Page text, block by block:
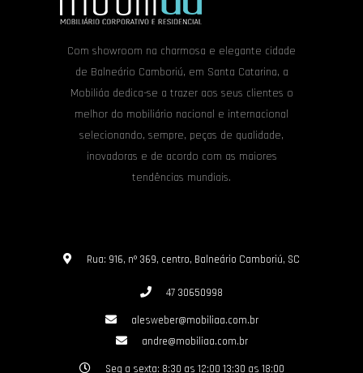
Com showroom na charmosa e elegante cidade
de Balneário Camboriú, em Santa Catarina, a
Mobiliáa dedica-se a trazer aos seus clientes o
melhor do mobiliário nacional e internacional
selecionando, sempre, peças de qualidade,
inovadoras e de acordo com as maiores
tendências mundiais.
Rua: 916, nº 369, centro, Balneário Camboriú, SC
47 30650998
alesweber@mobiliaa.com.br
andre@mobiliaa.com.br
Seg a sexta: 8:30 as 12:00 13:30 as 18:00